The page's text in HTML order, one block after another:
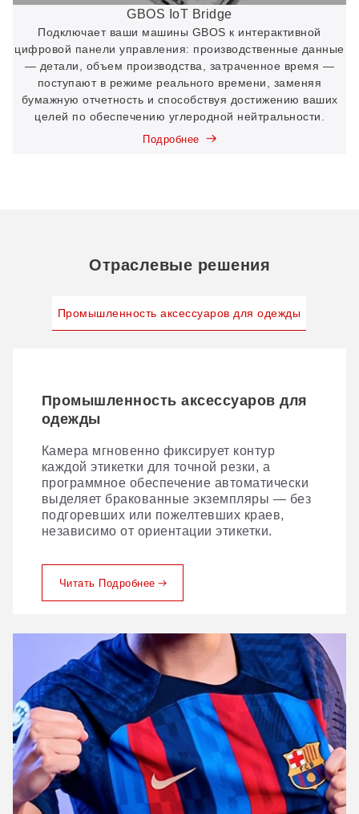
GBOS IoT Bridge
Подключает ваши машины GBOS к интерактивной
цифровой панели управления: производственные данные
— детали, объем производства, затраченное время —
поступают в режиме реального времени, заменяя
бумажную отчетность и способствуя достижению ваших
целей по обеспечению углеродной нейтральности.
Подробнее
Отраслевые решения
Промышленность аксессуаров для одежды
Промышленность аксессуаров для
одежды
Камера мгновенно фиксирует контур
каждой этикетки для точной резки, а
программное обеспечение автоматически
выделяет бракованные экземпляры — без
подгоревших или пожелтевших краев,
независимо от ориентации этикетки.
Читать Подробнее